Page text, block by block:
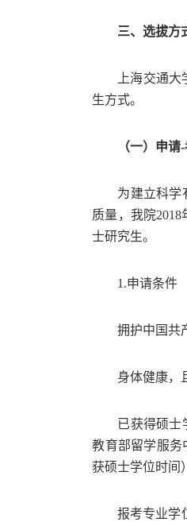
三、选拔方
上海交通
生方式。
（一）申请-
为建立科学
质量，我院2018
士研究生。
1.申请条件
拥护中国共
身体健康，
已获得硕士
教育部留学服务
获硕士学位时间
报考专业学